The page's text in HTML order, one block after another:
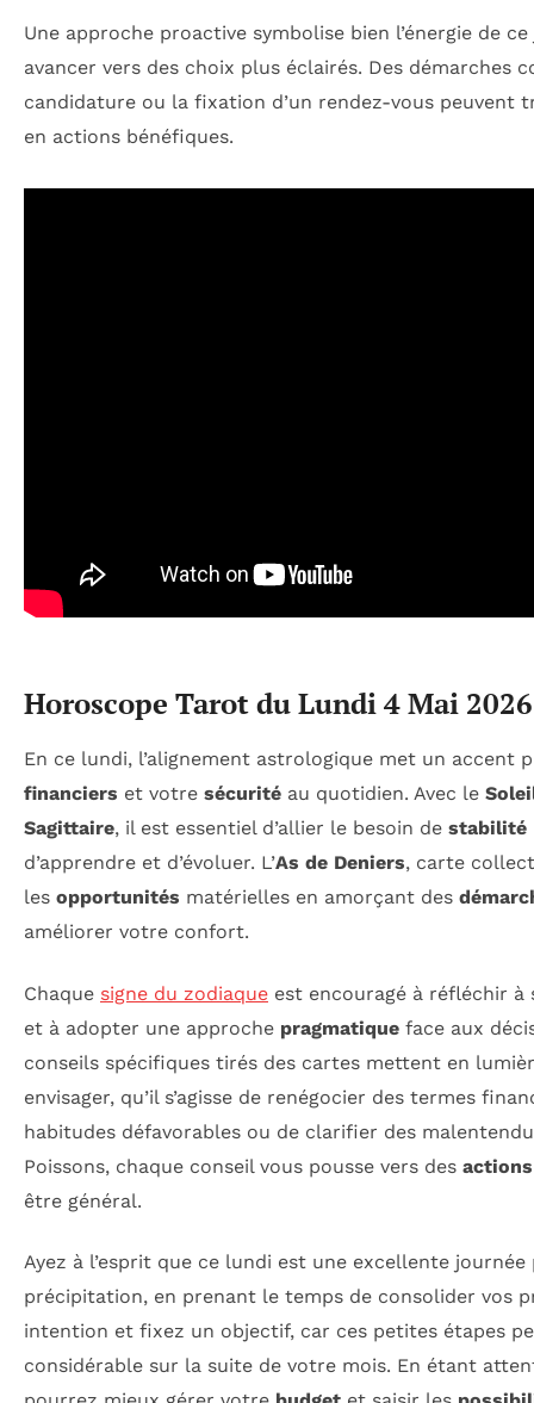
Une approche proactive symbolise bien l’énergie de
avancer vers des choix plus éclairés. Des démarches
candidature ou la fixation d’un rendez-vous peuvent
en actions bénéfiques.
Horoscope Tarot du Lundi 4 Mai 2026
En ce lundi, l’alignement astrologique met un accent
financiers et votre sécurité au quotidien. Avec le
Sagittaire, il est essentiel d’allier le besoin de stabilité
d’apprendre et d’évoluer. L’As de Deniers, carte
les opportunités matérielles en amorçant des
améliorer votre confort.
Chaque signe du zodiaque est encouragé à réfléchir
et à adopter une approche pragmatique face aux
conseils spécifiques tirés des cartes mettent en
envisager, qu’il s’agisse de renégocier des termes
habitudes défavorables ou de clarifier des
Poissons, chaque conseil vous pousse vers des actions
être général.
Ayez à l’esprit que ce lundi est une excellente journée
précipitation, en prenant le temps de consolider vos
intention et fixez un objectif, car ces petites étapes
considérable sur la suite de votre mois. En étant